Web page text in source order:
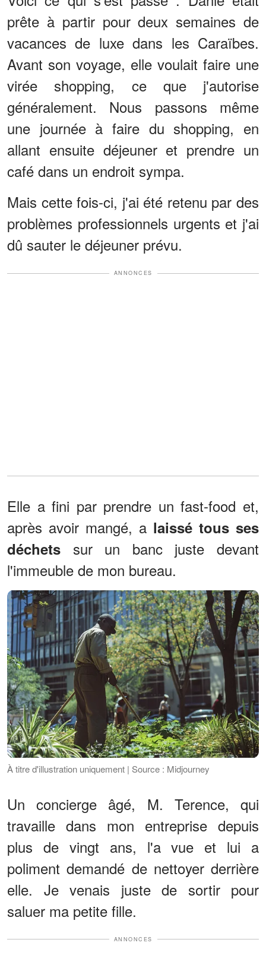
prête à partir pour deux semaines de
vacances de luxe dans les Caraïbes.
Avant son voyage, elle voulait faire une
virée shopping, ce que j'autorise
généralement. Nous passons même
une journée à faire du shopping, en
allant ensuite déjeuner et prendre un
café dans un endroit sympa.
Mais cette fois-ci, j'ai été retenu par des
problèmes professionnels urgents et j'ai
dû sauter le déjeuner prévu.
ANNONCES
Elle a fini par prendre un fast-food et,
après avoir mangé, a laissé tous ses
déchets sur un banc juste devant
l'immeuble de mon bureau.
À titre d'illustration uniquement | Source : Midjourney
Un concierge âgé, M. Terence, qui
travaille dans mon entreprise depuis
plus de vingt ans, l'a vue et lui a
poliment demandé de nettoyer derrière
elle. Je venais juste de sortir pour
saluer ma petite fille.
ANNONCES